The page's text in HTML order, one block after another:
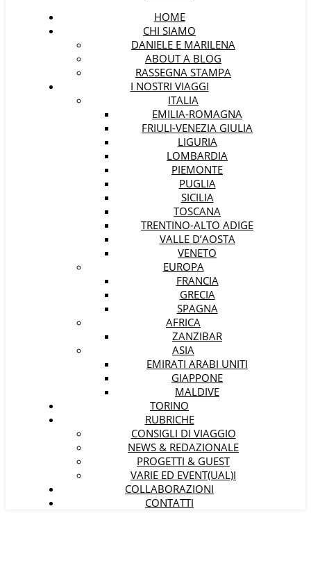
HOME
CHI SIAMO
DANIELE E MARILENA
ABOUT A BLOG
RASSEGNA STAMPA
I NOSTRI VIAGGI
ITALIA
EMILIA-ROMAGNA
FRIULI-VENEZIA GIULIA
LIGURIA
LOMBARDIA
PIEMONTE
PUGLIA
SICILIA
TOSCANA
TRENTINO-ALTO ADIGE
VALLE D’AOSTA
VENETO
EUROPA
FRANCIA
GRECIA
SPAGNA
AFRICA
ZANZIBAR
ASIA
EMIRATI ARABI UNITI
GIAPPONE
MALDIVE
TORINO
RUBRICHE
CONSIGLI DI VIAGGIO
NEWS & REDAZIONALE
PROGETTI & GUEST
VARIE ED EVENT(UAL)I
COLLABORAZIONI
CONTATTI